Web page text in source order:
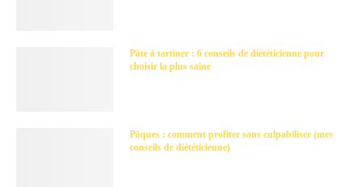
Pâte à tartiner : 6 conseils de diététicienne pour
choisir la plus saine
Pâques : comment profiter sans culpabiliser (mes
conseils de diététicienne)